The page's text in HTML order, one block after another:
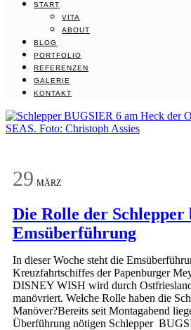
START
VITA
ABOUT
BLOG
PORTFOLIO
REFERENZEN
GALERIE
KONTAKT
29 MÄRZ
Die Rolle der Schlepper
Emsüberführung
In dieser Woche steht die
Kreuzfahrtschiffes der Papenburger
DISNEY WISH wird durch
manövriert. Welche Rolle haben die
Manöver?Bereits seit Montagabend
Überführung nötigen Schlepper